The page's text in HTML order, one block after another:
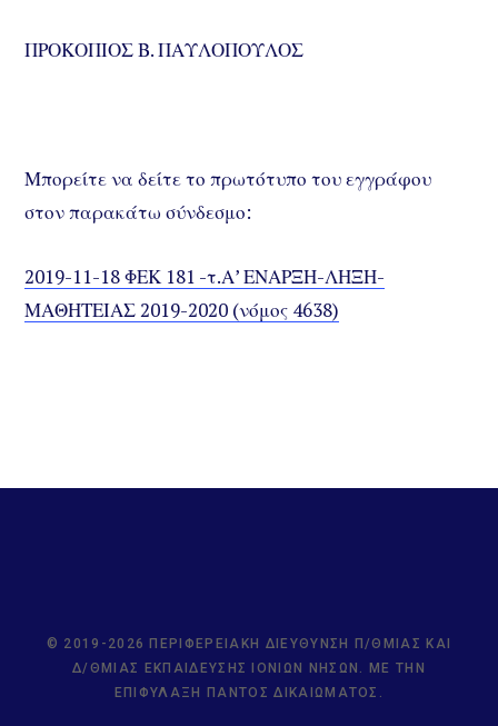
ΠΡΟΚΟΠΙΟΣ Β. ΠΑΥΛΟΠΟΥΛΟΣ
Μπορείτε να δείτε το πρωτότυπο του εγγράφου
στον παρακάτω σύνδεσμο:
2019-11-18 ΦΕΚ 181 -τ.Α’ ΕΝΑΡΞΗ-ΛΗΞΗ-
ΜΑΘΗΤΕΙΑΣ 2019-2020 (νόμος 4638)
© 2019-2026 ΠΕΡΙΦΕΡΕΙΑΚΉ ΔΙΕΎΘΥΝΣΗ Π/ΘΜΙΑΣ ΚΑΙ
Δ/ΘΜΙΑΣ ΕΚΠΑΊΔΕΥΣΗΣ ΙΟΝΊΩΝ ΝΉΣΩΝ. ΜΕ ΤΗΝ
ΕΠΙΦΎΛΑΞΗ ΠΑΝΤΌΣ ΔΙΚΑΙΏΜΑΤΟΣ.